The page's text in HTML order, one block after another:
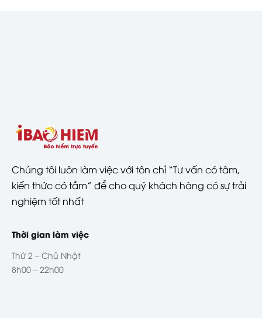
Chúng tôi luôn làm việc với tôn chỉ “Tư vấn có tâm,
kiến thức có tầm” để cho quý khách hàng có sự trải
nghiệm tốt nhất
Thời gian làm việc
Thứ 2 – Chủ Nhật
8h00 – 22h00